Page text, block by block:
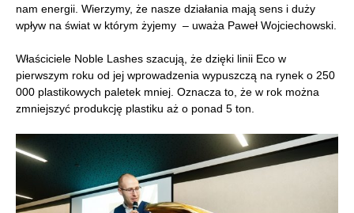
nam energii. Wierzymy, że nasze działania mają sens i duży
wpływ na świat w którym żyjemy – uważa Paweł Wojciechowski.
Właściciele Noble Lashes szacują, że dzięki linii Eco w
pierwszym roku od jej wprowadzenia wypuszczą na rynek o 250
000 plastikowych paletek mniej. Oznacza to, że w rok można
zmniejszyć produkcję plastiku aż o ponad 5 ton.